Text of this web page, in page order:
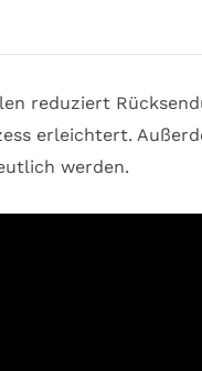
reduziert
erleichtert.
werden.